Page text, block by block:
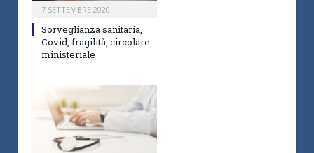
7 SETTEMBRE 2020
Sorveglianza sanitaria,
Covid, fragilità, circolare
ministeriale